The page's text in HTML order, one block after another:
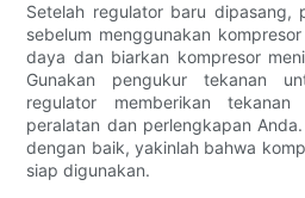
Setelah regulator baru dipasang,
sebelum menggunakan
daya dan biarkan kompresor
Gunakan pengukur tekanan
regulator memberikan
peralatan dan perlengkapan
dengan baik, yakinlah bahwa
siap digunakan.